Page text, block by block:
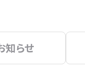
知らせ